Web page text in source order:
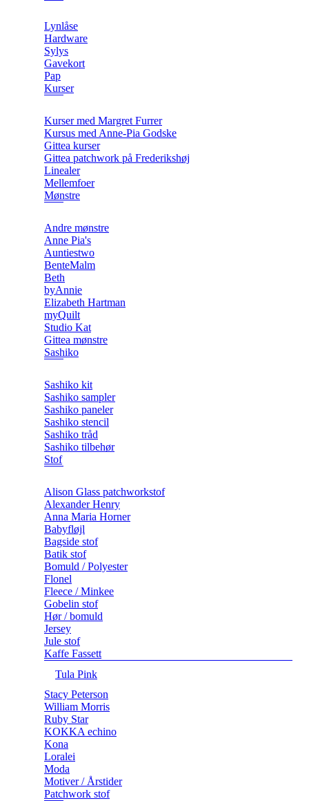
Lynlåse
Hardware
Sylys
Gavekort
Pap
Kurser
Kurser med Margret Furrer
Kursus med Anne-Pia Godske
Gittea kurser
Gittea patchwork på Frederikshøj
Linealer
Mellemfoer
Mønstre
Andre mønstre
Anne Pia's
Auntiestwo
BenteMalm
Beth
byAnnie
Elizabeth Hartman
myQuilt
Studio Kat
Gittea mønstre
Sashiko
Sashiko kit
Sashiko sampler
Sashiko paneler
Sashiko stencil
Sashiko tråd
Sashiko tilbehør
Stof
Alison Glass patchworkstof
Alexander Henry
Anna Maria Horner
Babyfløjl
Bagside stof
Batik stof
Bomuld / Polyester
Flonel
Fleece / Minkee
Gobelin stof
Hør / bomuld
Jersey
Jule stof
Kaffe Fassett
Tula Pink
Stacy Peterson
William Morris
Ruby Star
KOKKA echino
Kona
Loralei
Moda
Motiver / Årstider
Patchwork stof